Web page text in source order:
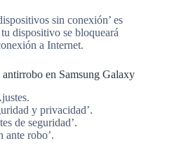
sin conexión’ es
dispositivo se bloqueará
a Internet.
en Samsung Galaxy
y privacidad’.
de seguridad’.
ante robo’.